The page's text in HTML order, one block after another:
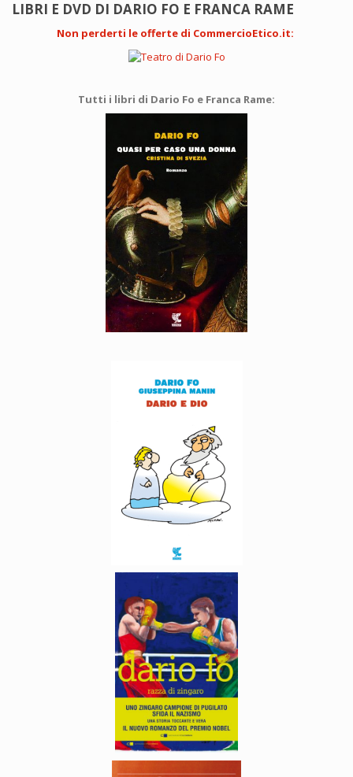
LIBRI E DVD DI DARIO FO E FRANCA RAME
Non perderti le offerte di CommercioEtico.it:
Tutti i libri di Dario Fo e Franca Rame: